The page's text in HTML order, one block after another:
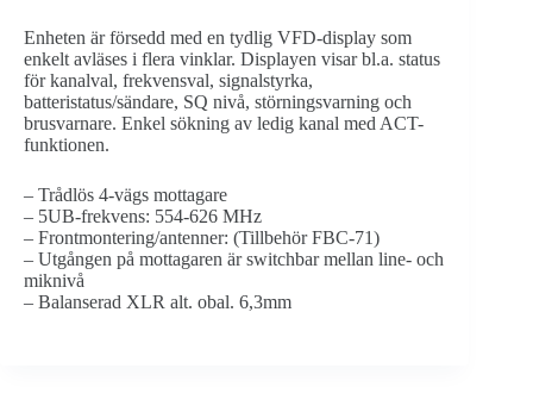
Enheten är försedd med en tydlig VFD-display som
enkelt avläses i flera vinklar. Displayen visar bl.a. status
för kanalval, frekvensval, signalstyrka,
batteristatus/sändare, SQ nivå, störningsvarning och
brusvarnare. Enkel sökning av ledig kanal med ACT-
funktionen.
– Trådlös 4-vägs mottagare
– 5UB-frekvens: 554-626 MHz
– Frontmontering/antenner: (Tillbehör FBC-71)
– Utgången på mottagaren är switchbar mellan line- och
miknivå
– Balanserad XLR alt. obal. 6,3mm